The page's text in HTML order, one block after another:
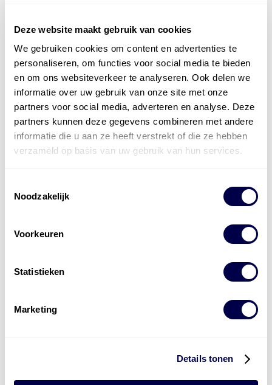
Deze website maakt gebruik van cookies
We gebruiken cookies om content en advertenties te
personaliseren, om functies voor social media te bieden
en om ons websiteverkeer te analyseren. Ook delen we
informatie over uw gebruik van onze site met onze
partners voor social media, adverteren en analyse. Deze
partners kunnen deze gegevens combineren met andere
informatie die u aan ze heeft verstrekt of die ze hebben
verzameld op basis van uw gebruik van hun services.
Noodzakelijk
Voorkeuren
Statistieken
Marketing
Details tonen
Officieel distributeur met Mobil Smeermiddelen
voor alle sectoren
Welke olie heb ik nodig
Alle producten bekijken
ReferentiesKwikfit,Roba ,de Groot